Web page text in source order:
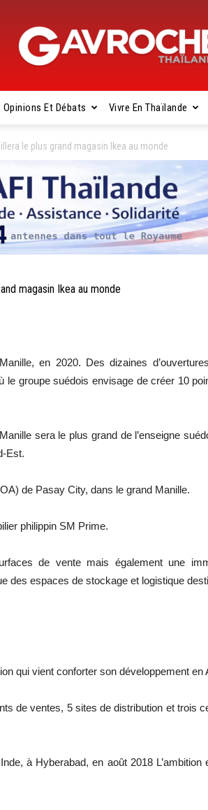
Gavroche
Thaïlande
Opinions Et Débats Vivre En Thaïlande
le plus grand magasin Ikea au monde
magasin Ikea au monde
en 2020. Des dizaines
le groupe suédois envisage de créer 10
sera le plus grand de l’enseigne
Est.
de Pasay City, dans le grand Manille.
philippin SM Prime.
de vente mais également une
des espaces de stockage et logistique
qui vient conforter son développement en
de ventes, 5 sites de distribution et trois
à Hyberabad, en août 2018 L’ambition